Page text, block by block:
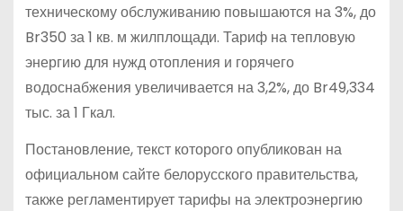
техническому обслуживанию повышаются на 3%, до
Br350 за 1 кв. м жилплощади. Тариф на тепловую
энергию для нужд отопления и горячего
водоснабжения увеличивается на 3,2%, до Br49,334
тыс. за 1 Гкал.
Постановление, текст которого опубликован на
официальном сайте белорусского правительства,
также регламентирует тарифы на электроэнергию